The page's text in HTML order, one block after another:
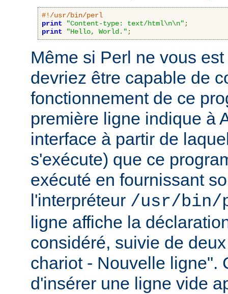
#!/usr/bin/perl
print
"Content-type: text/html\n\n" ;
print
"Hello, World." ;
Même si Perl ne vous
devriez être capable de
fonctionnement de ce
première ligne indique à
interface à partir de
s'exécute) que ce
exécuté en fournissant
l'interpréteur /usr/bin/
ligne affiche la
considéré, suivie de
chariot - Nouvelle ligne".
d'insérer une ligne vide